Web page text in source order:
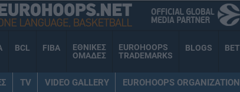
BCL FIBA
ΕΘΝΙΚΕΣ
ΟΜΑΔΕΣ
EUROHOOPS
TRADEMARKS
BLOGS BET
TV VIDEO GALLERY EUROHOOPS ORGANIZATION